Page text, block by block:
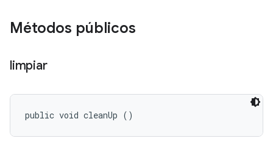
Métodos públicos
limpiar
public void cleanUp ()